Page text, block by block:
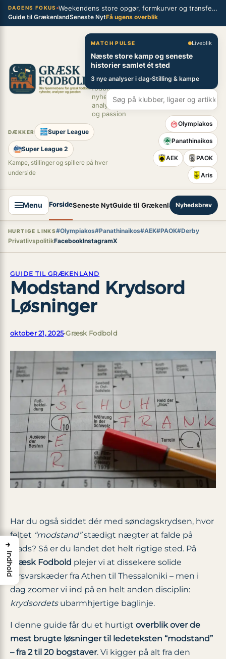
Spring
DAGENS FOKUS Weekendens store opgør, formkurver og transferblik fra græsk fodbold
Guide til GrækenlandSeneste NytFå ugens overblik
Græsk Fodbold
Din
hjemmebane
for græsk
fodbold –
nyheder,
analyser
og passion
DÆKKER Super League
Super League 2
Kampe, stillinger og spillere på hver
underside
MATCH PULSE Liveblik
Næste store kamp og seneste
historier samlet ét sted
3 nye analyser i dag Stilling & kampe
Olympiakos
Panathinaikos
AEK PAOK
Aris
Menu ForsideSeneste NytGuide til GrækenlandSuper League
Nyhedsbrev
HURTIGE LINKS#Olympiakos#Panathinaikos#AEK#PAOK#Derby
PrivatlivspolitikFacebookInstagramX
GUIDE TIL GRÆKENLAND
Modstand Krydsord
Løsninger
oktober 21, 2025•Græsk Fodbold
Har du også siddet dér med søndagskrydsen, hvor
feltet “modstand”stædigt nægter at falde på
plads? Så er du landet det helt rigtige sted. På
Græsk Fodbold plejer vi at dissekere solide
forsvarskæder fra Athen til Thessaloniki – men i
dag zoomer vi ind på en helt anden disciplin:
krydsordetsubarmhjertige baglinje.
I denne guide får du et hurtigt overblik over de
mest brugte løsninger til ledeteksten “modstand”
– fra 2 til 20 bogstaver. Vi kigger på alt fra den
→
Indhold